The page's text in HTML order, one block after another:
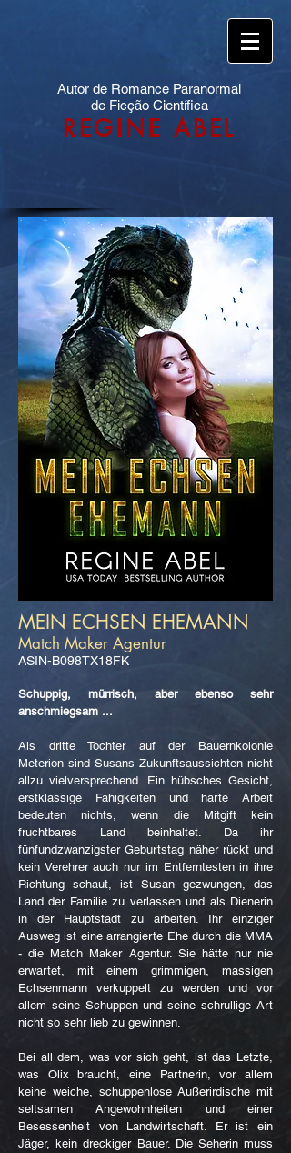
Autor de Romance Paranormal
de Ficção Científica
REGINE ABEL
MEIN ECHSEN EHEMANN
Match Maker Agentur
ASIN-B098TX18FK
Schuppig, mürrisch, aber ebenso sehr
anschmiegsam ...
Als dritte Tochter auf der Bauernkolonie
Meterion sind Susans Zukunftsaussichten nicht
allzu vielversprechend. Ein hübsches Gesicht,
erstklassige Fähigkeiten und harte Arbeit
bedeuten nichts, wenn die Mitgift kein
fruchtbares Land beinhaltet. Da ihr
fünfundzwanzigster Geburtstag näher rückt und
kein Verehrer auch nur im Entferntesten in ihre
Richtung schaut, ist Susan gezwungen, das
Land der Familie zu verlassen und als Dienerin
in der Hauptstadt zu arbeiten. Ihr einziger
Ausweg ist eine arrangierte Ehe durch die MMA
- die Match Maker Agentur. Sie hätte nur nie
erwartet, mit einem grimmigen, massigen
Echsenmann verkuppelt zu werden und vor
allem seine Schuppen und seine schrullige Art
nicht so sehr lieb zu gewinnen.
Bei all dem, was vor sich geht, ist das Letzte,
was Olix braucht, eine Partnerin, vor allem
keine weiche, schuppenlose Außerirdische mit
seltsamen Angewohnheiten und einer
Besessenheit von Landwirtschaft. Er ist ein
Jäger, kein dreckiger Bauer. Die Seherin muss